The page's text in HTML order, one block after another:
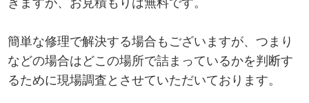
きますが、お見積もりは無料です。
簡単な修理で解決する場合もございますが、つまり
などの場合はどこの場所で詰まっているかを判断す
るために現場調査とさせていただいております。